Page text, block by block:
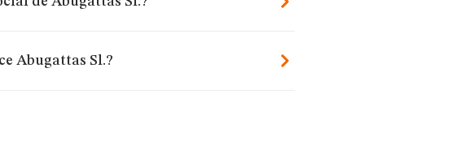
Abugattas Sl.?